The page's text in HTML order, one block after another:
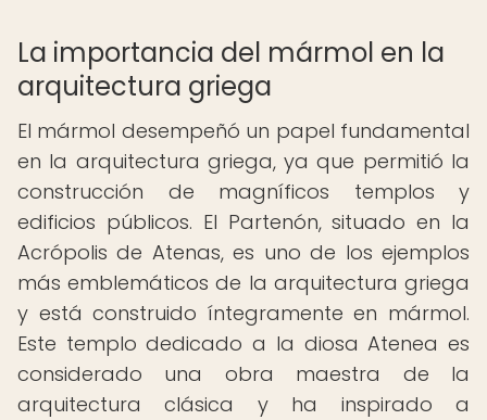
La importancia del mármol en la
arquitectura griega
El mármol desempeñó un papel fundamental
en la arquitectura griega, ya que permitió la
construcción de magníficos templos y
edificios públicos. El Partenón, situado en la
Acrópolis de Atenas, es uno de los ejemplos
más emblemáticos de la arquitectura griega
y está construido íntegramente en mármol.
Este templo dedicado a la diosa Atenea es
considerado una obra maestra de la
arquitectura clásica y ha inspirado a